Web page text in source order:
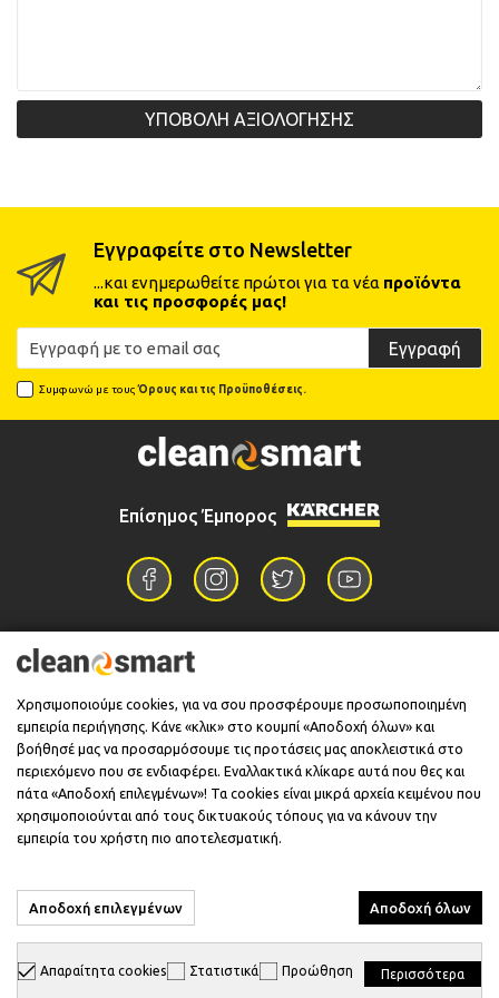
ΥΠΟΒΟΛΗ ΑΞΙΟΛΟΓΗΣΗΣ
Εγγραφείτε στο Newsletter
...και ενημερωθείτε πρώτοι για τα νέα προϊόντα
και τις προσφορές μας!
Εγγραφή
Συμφωνώ με τουςΌρους και τις Προϋποθέσεις.
Επίσημος Έμπορος
Επικοινωνία
Πληροφορίες
Υποστήριξη
© 2026 CleanSmart - Kärcher Reseller & Service Provider.
Χρησιμοποιούμε cookies, για να σου προσφέρουμε προσωποποιημένη
εμπειρία περιήγησης. Κάνε «κλικ» στο κουμπί «Αποδοχή όλων» και
βοήθησέ μας να προσαρμόσουμε τις προτάσεις μας αποκλειστικά στο
περιεχόμενο που σε ενδιαφέρει. Εναλλακτικά κλίκαρε αυτά που θες και
πάτα «Αποδοχή επιλεγμένων»! Τα cookies είναι μικρά αρχεία κειμένου που
χρησιμοποιούνται από τους δικτυακούς τόπους για να κάνουν την
εμπειρία του χρήστη πιο αποτελεσματική.
Αποδοχή επιλεγμένων Αποδοχή όλων
Απαραίτητα cookies Στατιστικά Προώθηση Περισσότερα